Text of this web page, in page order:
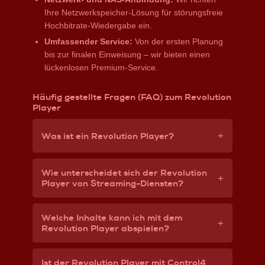
Ihre Netzwerkspeicher-Lösung für störungsfreie
Hochbitrate-Wiedergabe ein.
Umfassender Service: Von der ersten Planung
bis zur finalen Einweisung – wir bieten einen
lückenlosen Premium-Service.
Häufig gestellte Fragen (FAQ) zum Revolution
Player
Was ist ein Revolution Player? +
Der Revolution Player ist ein High-End
Media Player für anspruchsvolle
unterstützt 4K HDR, Dolby Vision sowie
räumliche Audioformate wie Dolby Atmos
Wie unterscheidet sich der Revolution
Player von Streaming-Diensten?
+
Während Streaming-Dienste wie Netflix
oder Amazon Prime Video ihre Inhalte
Welche Inhalte kann ich mit dem
Revolution Player abspielen?
+
Der Revolution Player unterstützt 4K
Ist der Revolution Player mit Control4